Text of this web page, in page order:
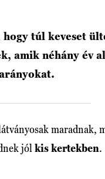
túl keveset
amik néhány év
maradnak,
jól kis kertekben.